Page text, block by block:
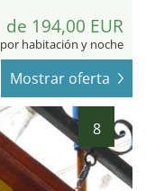
de 194,00 EUR
por habitación y noche
Mostrar oferta
8